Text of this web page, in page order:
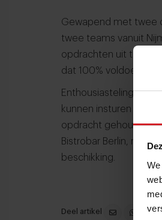
Gewapend met twee
twee teams vanuit
opdrachten uit te
dat 100% voldoet aan
Enthousiastelingen
kunnen insturen tot
opdracht gehouden in
Bistrobar Berlin,
beschikking.
Deel artikel